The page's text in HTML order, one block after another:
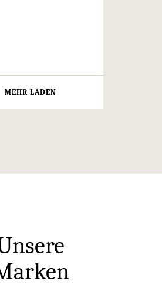
MEHR LADEN